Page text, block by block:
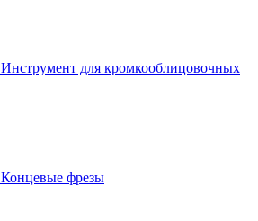
Инструмент для кромкооблицовочных
Концевые фрезы